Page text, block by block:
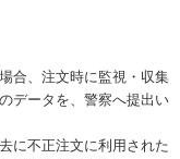
合、注文時に監視・収集
データを、警察へ提出い
に不正注文に利用された